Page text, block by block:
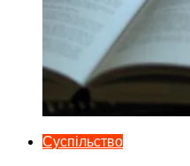
Суспільство